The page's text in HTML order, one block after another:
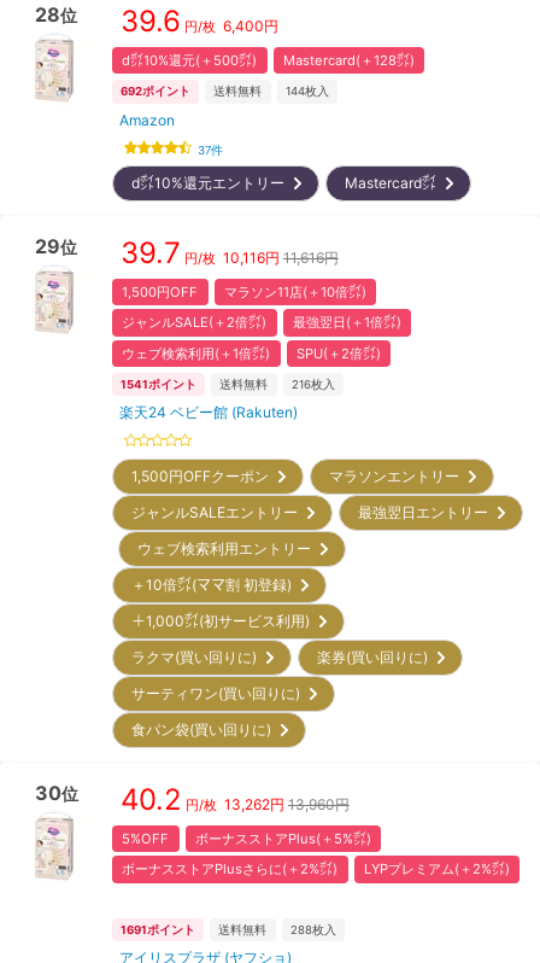
28位 39.6 円/枚 6,400円
d㌽10%還元(＋500㌽) Mastercard(＋128㌽)
692ポイント 送料無料 144枚入
Amazon
37件
d㌽10%還元エントリー Mastercard㌽
29位 39.7 円/枚 10,116円 11,616円
1,500円OFF
マラソン11店(＋10倍㌽)
ジャンルSALE(＋2倍㌽)
最強翌日(＋1倍㌽)
ウェブ検索利用(＋1倍㌽)
SPU(＋2倍㌽)
1541ポイント 送料無料 216枚入
楽天24 ベビー館 (Rakuten)
1,500円OFFクーポン
マラソンエントリー
ジャンルSALEエントリー
最強翌日エントリー
ウェブ検索利用エントリー
＋10倍㌽(ママ割 初登録)
＋1,000㌽(初サービス利用)
ラクマ(買い回りに)
楽券(買い回りに)
サーティワン(買い回りに)
食パン袋(買い回りに)
30位 40.2 円/枚 13,262円 13,960円
5%OFF
ボーナスストアPlus(＋5%㌽)
ボーナスストアPlusさらに(＋2%㌽)
LYPプレミアム(＋2%㌽)
1691ポイント 送料無料 288枚入
アイリスプラザ (ヤフショ)